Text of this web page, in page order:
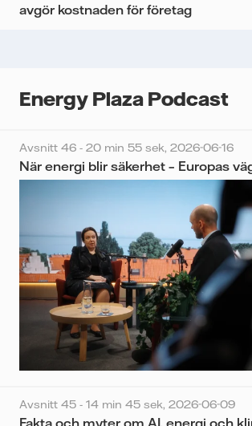
avgör kostnaden för företag
Energy Plaza Podcast
Avsnitt 46 - 20 min 55 sek, 2026-06-16
När energi blir säkerhet – Europas
Avsnitt 45 - 14 min 45 sek, 2026-06-09
Fakta och myter om AI, energi och